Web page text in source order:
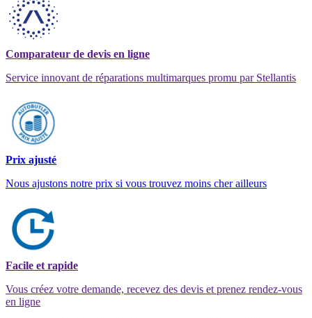
Comparateur de devis en ligne
Service innovant de réparations multimarques promu par Stellantis
Prix ajusté
Nous ajustons notre prix si vous trouvez moins cher ailleurs
Facile et rapide
Vous créez votre demande, recevez des devis et prenez rendez-vous
en ligne